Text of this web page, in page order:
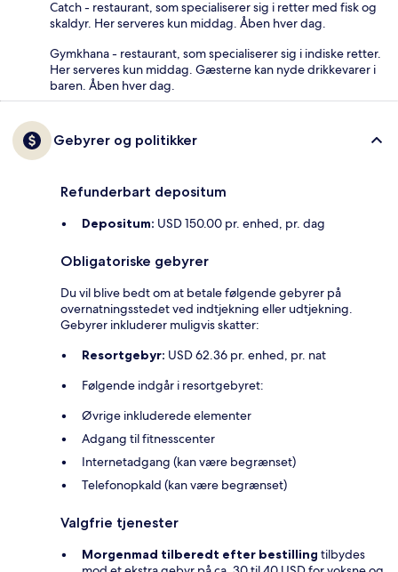
Catch - restaurant, som specialiserer sig i retter med fisk og
skaldyr. Her serveres kun middag. Åben hver dag.
Gymkhana - restaurant, som specialiserer sig i indiske retter.
Her serveres kun middag. Gæsterne kan nyde drikkevarer i
baren. Åben hver dag.
Gebyrer og politikker
Refunderbart depositum
Depositum: USD 150.00 pr. enhed, pr. dag
Obligatoriske gebyrer
Du vil blive bedt om at betale følgende gebyrer på
overnatningsstedet ved indtjekning eller udtjekning.
Gebyrer inkluderer muligvis skatter:
Resortgebyr: USD 62.36 pr. enhed, pr. nat
Følgende indgår i resortgebyret:
Øvrige inkluderede elementer
Adgang til fitnesscenter
Internetadgang (kan være begrænset)
Telefonopkald (kan være begrænset)
Valgfrie tjenester
Morgenmad tilberedt efter bestilling tilbydes